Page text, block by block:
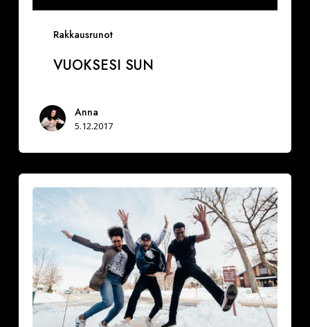
Rakkausrunot
VUOKSESI SUN
Anna
5.12.2017
hidastaa